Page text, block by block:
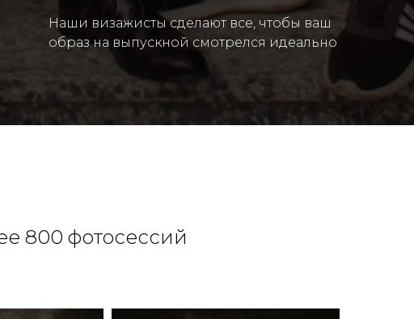
Наши визажисты сделают все, чтобы ваш
образ на выпускной смотрелся идеально
800 фотосессий